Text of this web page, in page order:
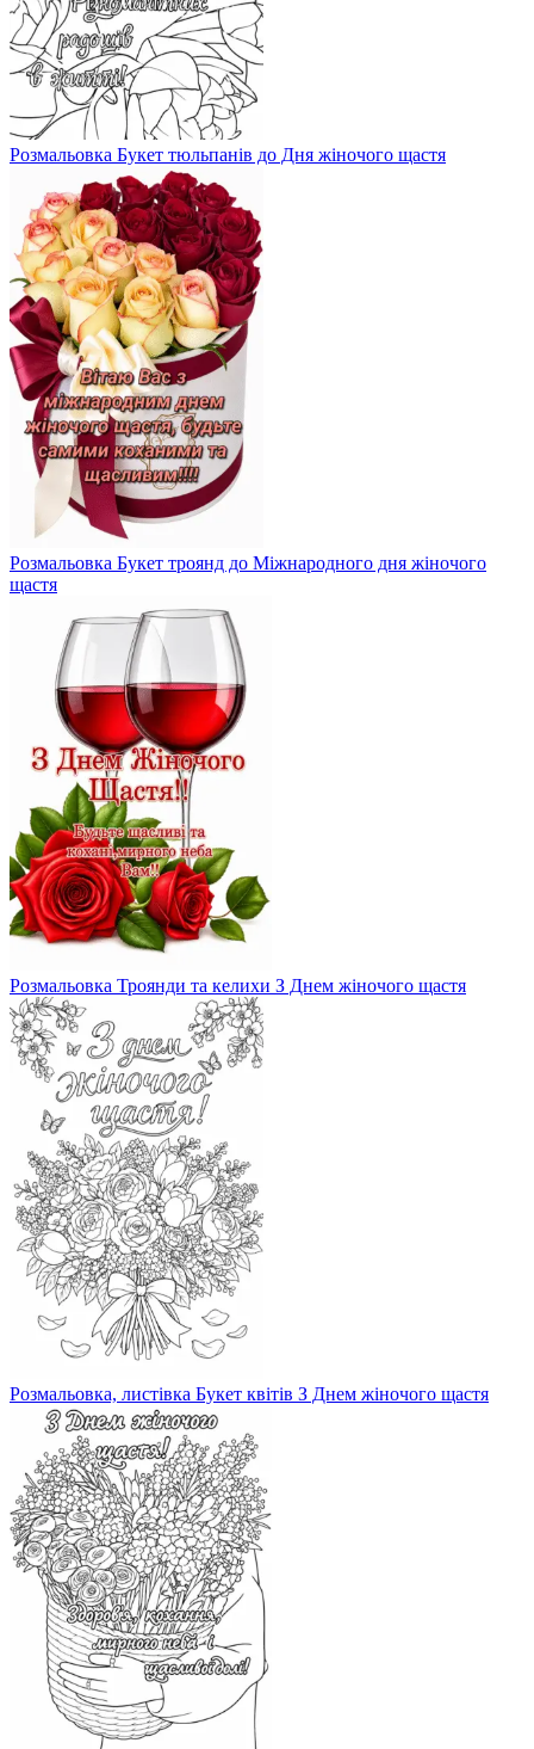
Розмальовка Букет тюльпанів до Дня жіночого щастя
Розмальовка Букет троянд до Міжнародного дня жіночого
щастя
Розмальовка Троянди та келихи З Днем жіночого щастя
Розмальовка, листівка Букет квітів З Днем жіночого щастя